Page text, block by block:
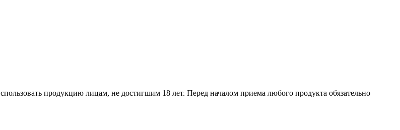
продукцию лицам, не достигшим 18 лет. Перед началом приема любого продукта обязательно